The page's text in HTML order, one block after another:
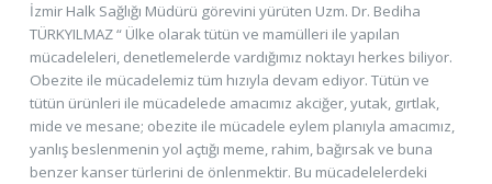
İzmir Halk Sağlığı Müdürü görevini yürüten Uzm. Dr. Bediha
TÜRKYILMAZ “ Ülke olarak tütün ve mamülleri ile yapılan
mücadeleleri, denetlemelerde vardığımız noktayı herkes biliyor.
Obezite ile mücadelemiz tüm hızıyla devam ediyor. Tütün ve
tütün ürünleri ile mücadelede amacımız akciğer, yutak, gırtlak,
mide ve mesane; obezite ile mücadele eylem planıyla amacımız,
yanlış beslenmenin yol açtığı meme, rahim, bağırsak ve buna
benzer kanser türlerini de önlenmektir. Bu mücadelelerdeki